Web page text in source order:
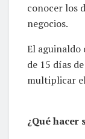
conocer los
negocios.
El aguinaldo
de 15 días
multiplicar
¿Qué hacer